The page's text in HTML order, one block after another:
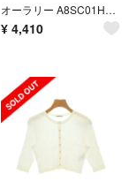
オーラリー A8SC01HR コットンカーディガン レディース 1
¥ 4,410